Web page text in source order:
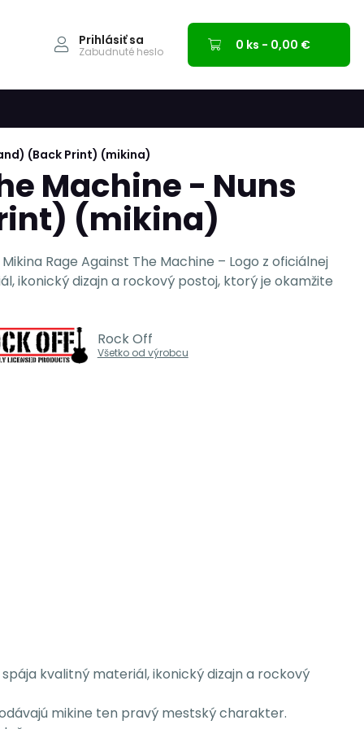
Prihlásiť sa
Zabudnuté heslo 0 ks - 0,00 €
(Back Print) (mikina)
Machine - Nuns
(mikina)
Rage Against The Machine – Logo z oficiálnej
ikonický dizajn a rockový postoj, ktorý je okamžite
Rock Off
Všetko od výrobcu
spája kvalitný materiál, ikonický dizajn a rockový
mikine ten pravý mestský charakter.